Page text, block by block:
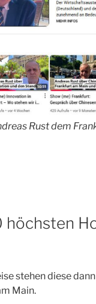
Rust dem
höchsten
stehen diese
Main.